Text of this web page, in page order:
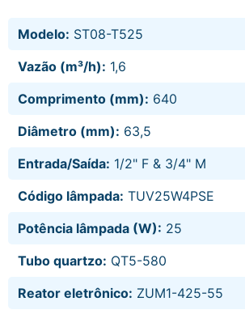
Modelo: ST08-T525
Vazão (m³/h): 1,6
Comprimento (mm): 640
Diâmetro (mm): 63,5
Entrada/Saída: 1/2" F & 3/4" M
Código lâmpada: TUV25W4PSE
Potência lâmpada (W): 25
Tubo quartzo: QT5-580
Reator eletrônico: ZUM1-425-55